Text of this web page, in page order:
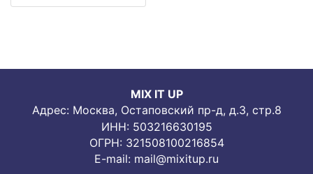
MIX IT UP
Адрес: Москва, Остаповский пр-д, д.3, стр.8
ИНН: 503216630195
ОГРН: 321508100216854
E-mail: mail@mixitup.ru